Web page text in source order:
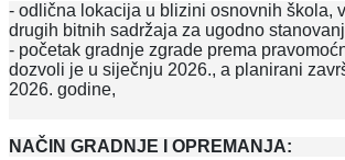
- odlična lokacija u blizini osnovnih škola,
drugih bitnih sadržaja za ugodno
- početak gradnje zgrade prema
dozvoli je u siječnju 2026., a planirani
2026. godine,
NAČIN GRADNJE I OPREMANJA: